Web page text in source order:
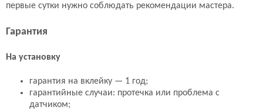
первые сутки нужно соблюдать рекомендации мастера.
Гарантия
На установку
гарантия на вклейку — 1 год;
гарантийные случаи: протечка или проблема с
датчиком;